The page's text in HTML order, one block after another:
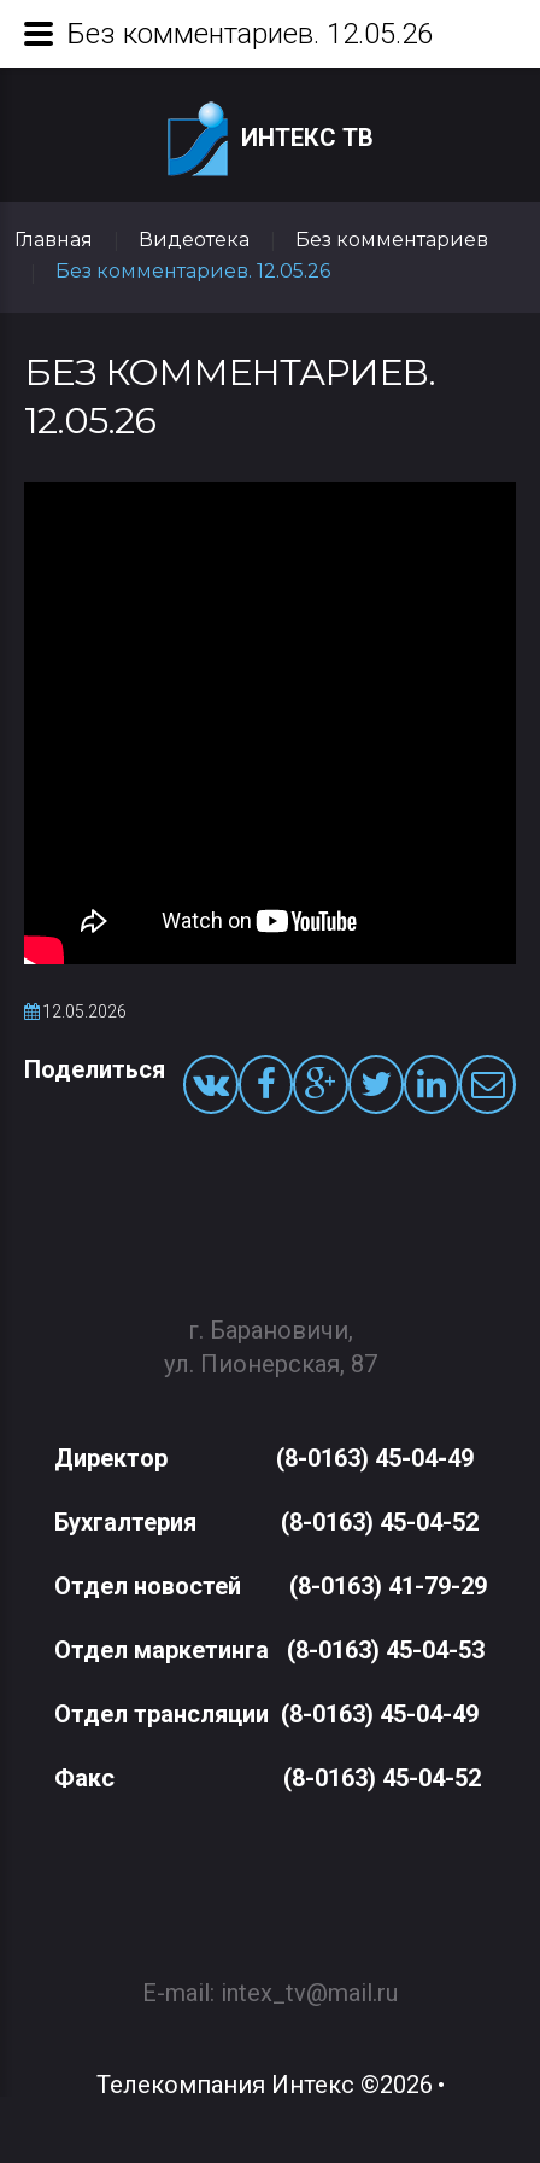
ИНТЕКС ТВ
Главная Видеотека
Без комментариев
Без комментариев. 12.05.26
БЕЗ КОММЕНТАРИЕВ.
12.05.26
12.05.2026
Поделиться
г. Барановичи,
ул. Пионерская, 87
Директор (8-0163) 45-04-49
Бухгалтерия (8-0163) 45-04-52
Отдел новостей (8-0163) 41-79-29
Отдел маркетинга (8-0163) 45-04-53
Отдел трансляции (8-0163) 45-04-49
Факс(8-0163) 45-04-52
E-mail: intex_tv@mail.ru
Телекомпания Интекс ©2026
Без комментариев. 12.05.26